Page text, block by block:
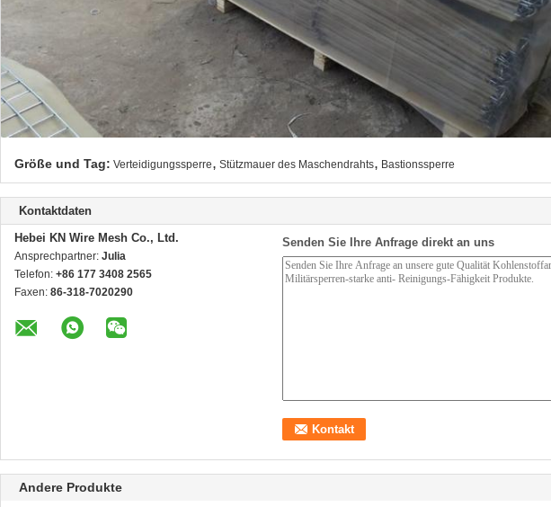
Größe und Tag: Verteidigungssperre, Stützmauer des Maschendrahts, Bastionssperre
Kontaktdaten
Hebei KN Wire Mesh Co., Ltd.
Ansprechpartner: Julia
Telefon: +86 177 3408 2565
Faxen: 86-318-7020290
Senden Sie Ihre Anfrage direkt an uns
Andere Produkte